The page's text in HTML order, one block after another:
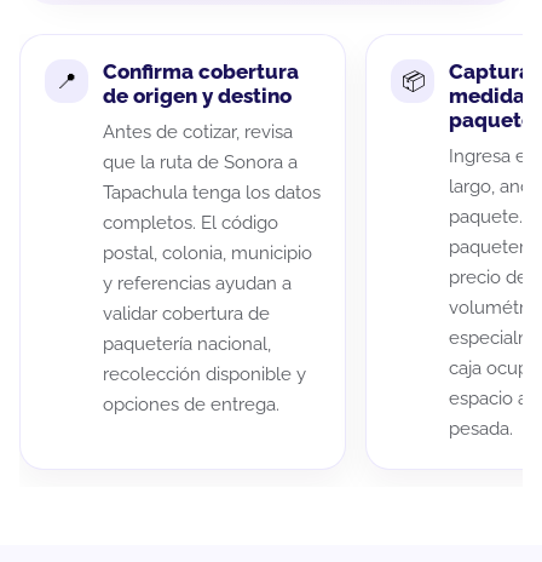
Confirma cobertura
de origen y destino
Antes de cotizar, revisa
que la ruta de Sonora a
Tapachula tenga los datos
completos. El código
postal, colonia, municipio
y referencias ayudan a
validar cobertura de
paquetería nacional,
recolección disponible y
opciones de entrega.
Captura
medidas
paquete
Ingresa el
largo,
paquete.
precio de
caja
espacio
pesada.